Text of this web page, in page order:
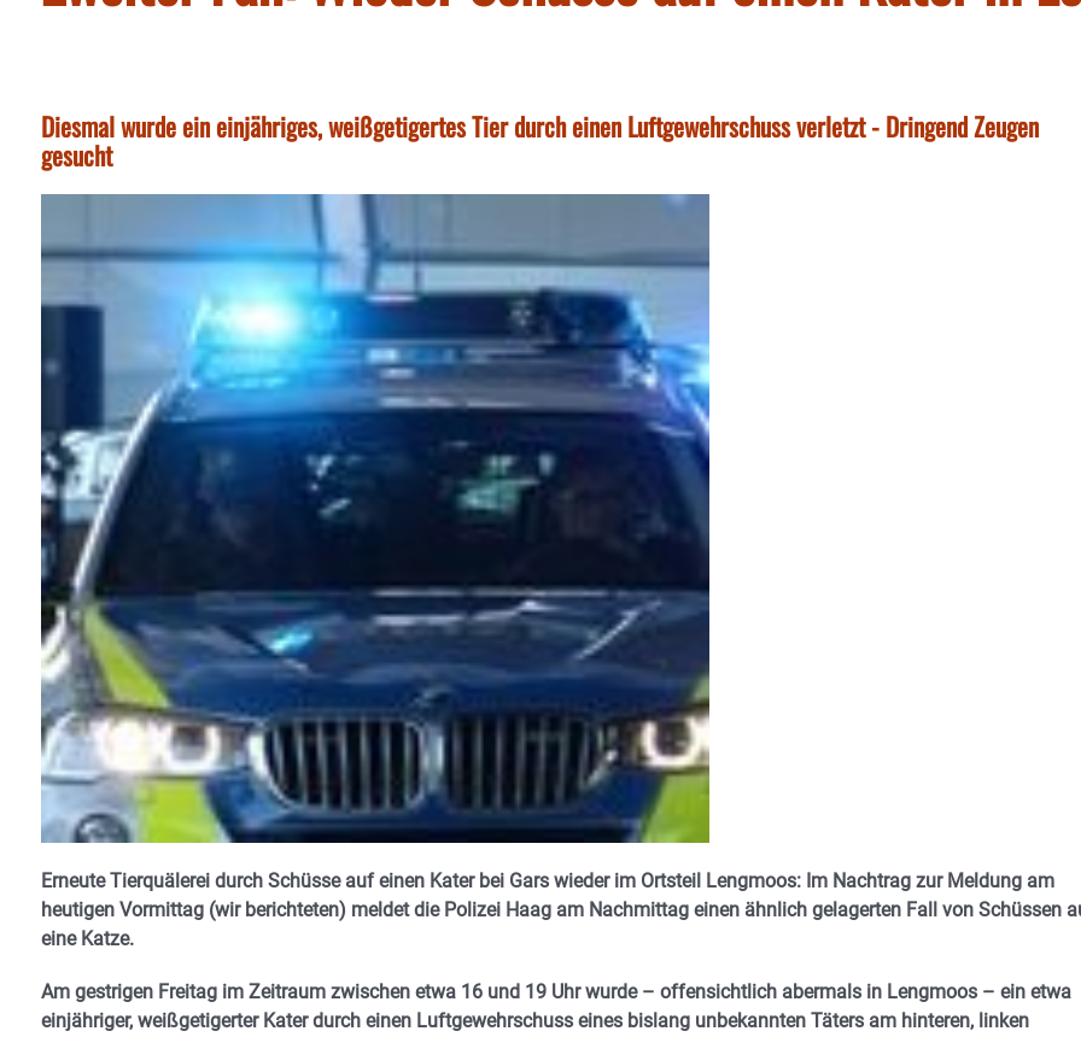
Diesmal wurde ein einjähriges, weißgetigertes Tier durch einen Luftgewehrschuss verletzt - Dringend Zeugen
gesucht
Erneute Tierquälerei durch Schüsse auf einen Kater bei Gars wieder im Ortsteil Lengmoos: Im Nachtrag zur Meldung am
heutigen Vormittag (wir berichteten) meldet die Polizei Haag am Nachmittag einen ähnlich gelagerten Fall von Schüssen
eine Katze.
Am gestrigen Freitag im Zeitraum zwischen etwa 16 und 19 Uhr wurde – offensichtlich abermals in Lengmoos – ein etwa
einjähriger, weißgetigerter Kater durch einen Luftgewehrschuss eines bislang unbekannten Täters am hinteren, linken